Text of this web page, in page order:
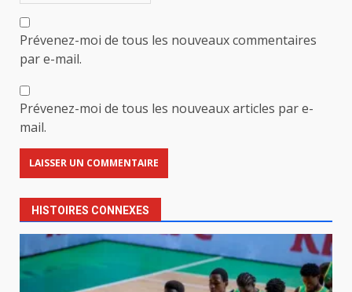
Prévenez-moi de tous les nouveaux commentaires
par e-mail.
Prévenez-moi de tous les nouveaux articles par e-
mail.
HISTOIRES CONNEXES